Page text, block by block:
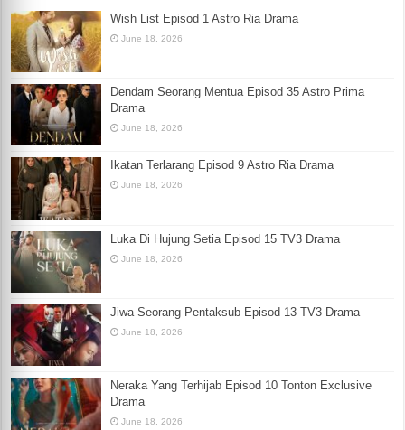
Wish List Episod 1 Astro Ria Drama
June 18, 2026
Dendam Seorang Mentua Episod 35 Astro Prima
Drama
June 18, 2026
Ikatan Terlarang Episod 9 Astro Ria Drama
June 18, 2026
Luka Di Hujung Setia Episod 15 TV3 Drama
June 18, 2026
Jiwa Seorang Pentaksub Episod 13 TV3 Drama
June 18, 2026
Neraka Yang Terhijab Episod 10 Tonton Exclusive
Drama
June 18, 2026